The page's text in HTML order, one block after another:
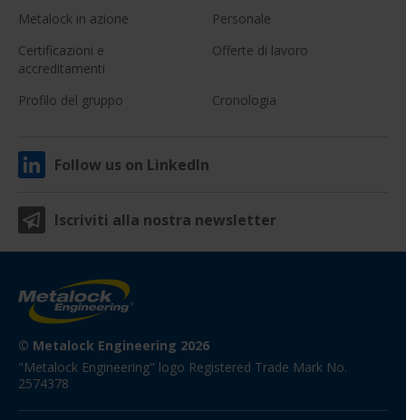
Metalock in azione
Personale
Certificazioni e
accreditamenti
Offerte di lavoro
Profilo del gruppo Cronologia
Follow us on LinkedIn
Iscriviti alla nostra newsletter
© Metalock Engineering 2026
"Metalock Engineering" logo Registered Trade Mark No.
2574378